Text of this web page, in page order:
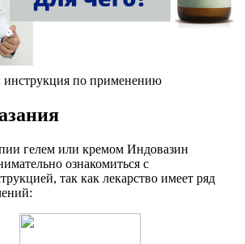
инструкция по применению
гелем или кремом Индовазин
ознакомиться с
так как лекарство имеет ряд